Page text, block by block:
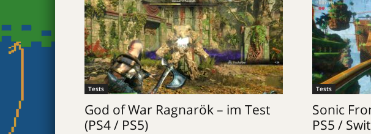
Tests
God of War Ragnarök – im Test
(PS4 / PS5)
Tests
Sonic
PS5 /